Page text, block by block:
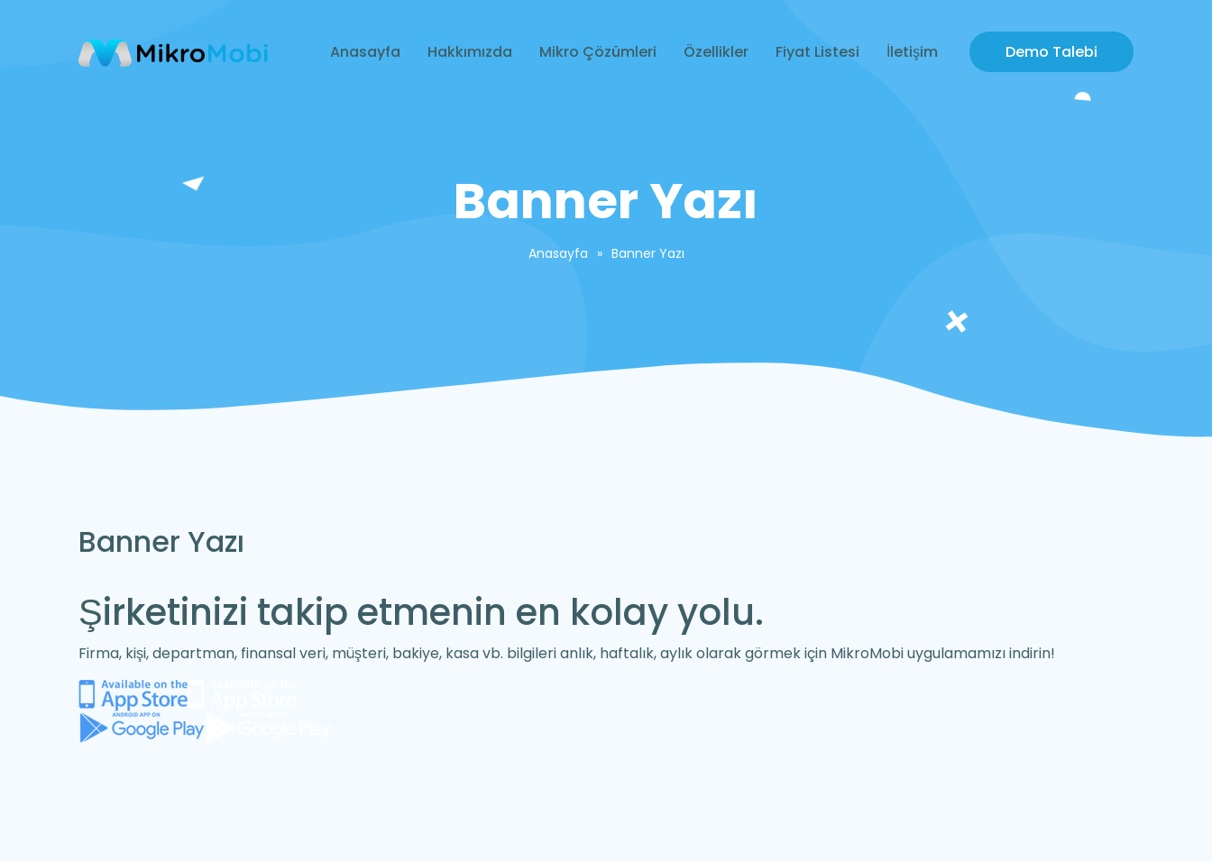
Anasayfa Hakkımızda Mikro Çözümleri Özellikler Fiyat Listesi İletişim Demo Talebi
Banner Yazı
Anasayfa » Banner Yazı
Banner Yazı
Şirketinizi takip etmenin en kolay yolu.
Firma, kişi, departman, finansal veri, müşteri, bakiye, kasa vb. bilgileri anlık, haftalık, aylık olarak görmek için MikroMobi uygulamamızı indirin!